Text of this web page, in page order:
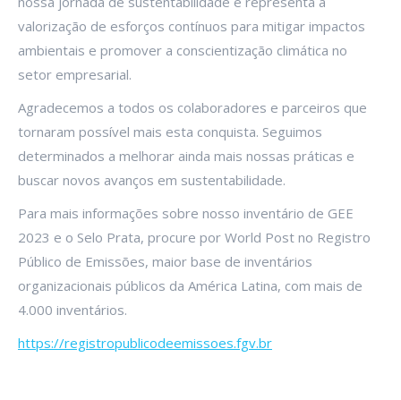
valorização de esforços contínuos para mitigar impactos
ambientais e promover a conscientização climática no
setor empresarial.
Agradecemos a todos os colaboradores e parceiros que
tornaram possível mais esta conquista. Seguimos
determinados a melhorar ainda mais nossas práticas e
buscar novos avanços em sustentabilidade.
Para mais informações sobre nosso inventário de GEE
2023 e o Selo Prata, procure por World Post no Registro
Público de Emissões, maior base de inventários
organizacionais públicos da América Latina, com mais de
4.000 inventários.
https://registropublicodeemissoes.fgv.br